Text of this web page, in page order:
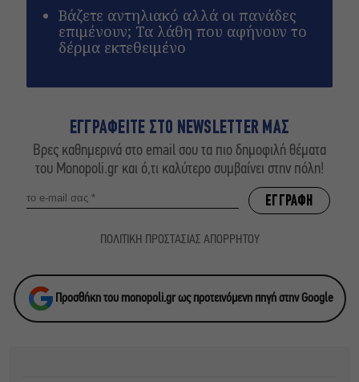
Βάζετε αντηλιακό αλλά οι πανάδες
επιμένουν; Τα λάθη που αφήνουν το
δέρμα εκτεθειμένο
ΕΓΓΡΑΦΕΙΤΕ ΣΤΟ NEWSLETTER ΜΑΣ
Βρες καθημερινά στο email σου τα πιο δημοφιλή θέματα
του Monopoli.gr και ό,τι καλύτερο συμβαίνει στην πόλη!
ΠΟΛΙΤΙΚΗ ΠΡΟΣΤΑΣΙΑΣ ΑΠΟΡΡΗΤΟΥ
Προσθήκη του monopoli.gr ως προτεινόμενη πηγή στην Google